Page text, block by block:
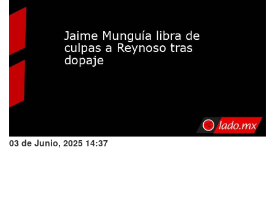
03 de Junio, 2025 14:37